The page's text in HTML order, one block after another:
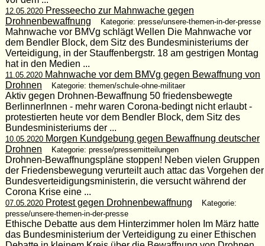
12.05.2020Presseecho zur Mahnwache gegen
Drohnenbewaffnung
Kategorie: presse/unsere-themen-in-der-presse
Mahnwache vor BMVg schlägt Wellen Die Mahnwache vor
dem Bendler Block, dem Sitz des Bundesministeriums der
Verteidigung, in der Stauffenbergstr. 18 am gestrigen Montag
hat in den Medien ...
11.05.2020Mahnwache vor dem BMVg gegen Bewaffnung von
Drohnen
Kategorie: themen/schule-ohne-militaer
Aktiv gegen Drohnen-Bewaffnung 50 friedensbewegte
BerlinnerInnen - mehr waren Corona-bedingt nicht erlaubt -
protestierten heute vor dem Bendler Block, dem Sitz des
Bundesministeriums der ...
10.05.2020Morgen Kundgebung gegen Bewaffnung deutscher
Drohnen
Kategorie: presse/pressemitteilungen
Drohnen-Bewaffnungspläne stoppen! Neben vielen Gruppen
der Friedensbewegung verurteilt auch attac das Vorgehen der
Bundesverteidigungsministerin, die versucht während der
Corona Krise eine ...
07.05.2020Protest gegen Drohnenbewaffnung
Kategorie:
presse/unsere-themen-in-der-presse
Ethische Debatte aus dem Hinterzimmer holen Im März hatte
das Bundesministerium der Verteidigung zu einer Ethischen